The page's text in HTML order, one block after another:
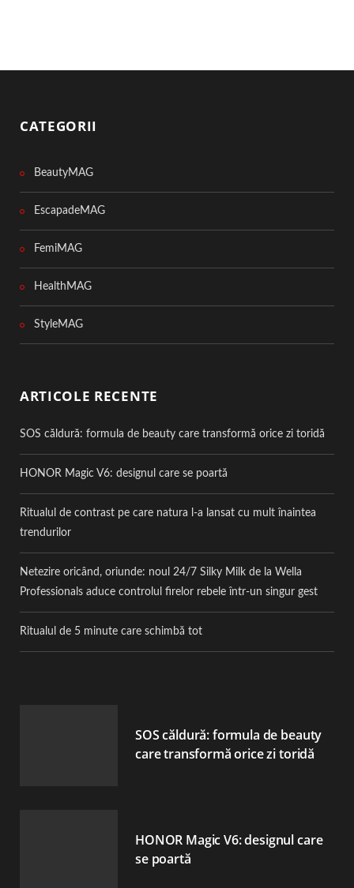
CATEGORII
BeautyMAG
EscapadeMAG
FemiMAG
HealthMAG
StyleMAG
ARTICOLE RECENTE
SOS căldură: formula de beauty care transformă orice zi toridă
HONOR Magic V6: designul care se poartă
Ritualul de contrast pe care natura l-a lansat cu mult înaintea
trendurilor
Netezire oricând, oriunde: noul 24/7 Silky Milk de la Wella
Professionals aduce controlul firelor rebele într-un singur gest
Ritualul de 5 minute care schimbă tot
SOS căldură: formula de beauty
care transformă orice zi toridă
HONOR Magic V6: designul care
se poartă